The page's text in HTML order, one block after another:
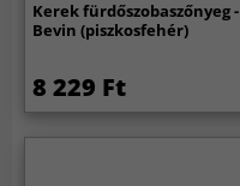
Kerek fürdőszobaszőnyeg -
Bevin (piszkosfehér)
8 229 Ft